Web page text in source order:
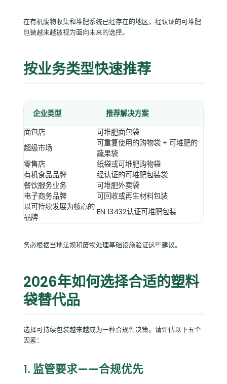
在有机废物收集和堆肥系统已经存在的地区，经认证的可堆肥
包装越来越被视为面向未来的选择。
按业务类型快速推荐
企业类型
推荐解决方案
面包店
可堆肥面包袋
超级市场
可重复使用的购物袋 + 可堆肥的
蔬果袋
零售店
纸袋或可堆肥购物袋
有机食品品牌
经认证的可堆肥包装袋
餐饮服务业务
可堆肥外卖袋
电子商务品牌
可回收或再生材料包装
以可持续发展为核心的
品牌
EN 13432认证可堆肥包装
务必根据当地法规和废物处理基础设施验证这些建议。
2026年如何选择合适的塑料
袋替代品
选择可持续包装越来越成为一种合规性决策。请评估以下五个
因素：
1. 监管要求——合规优先